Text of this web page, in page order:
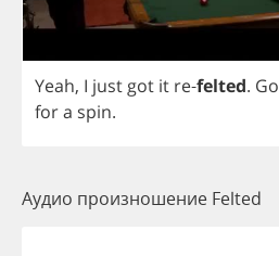
Yeah, I just got it re-felted. Go
fora spin.
Аудио произношение Felted